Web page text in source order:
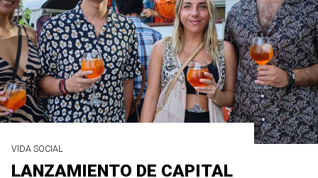
VIDA SOCIAL
LANZAMIENTO DE CAPITAL